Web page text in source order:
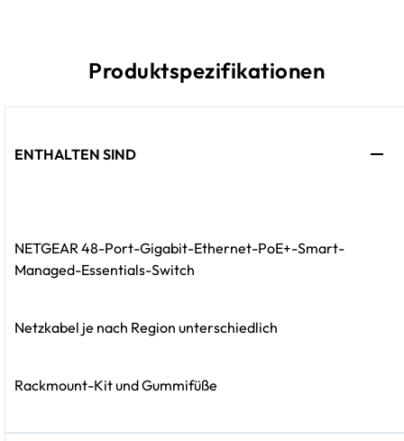
Produktspezifikationen
ENTHALTEN SIND
NETGEAR 48-Port-Gigabit-Ethernet-PoE+-Smart-
Managed-Essentials-Switch
Netzkabel je nach Region unterschiedlich
Rackmount-Kit und Gummifüße